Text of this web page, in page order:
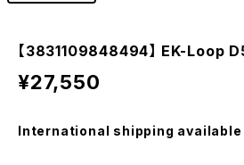
【3831109848494】 EK-Loop
¥27,550
International shipping available